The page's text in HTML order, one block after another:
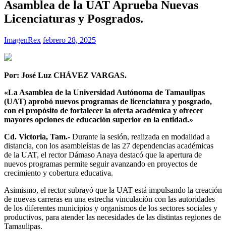
Asamblea de la UAT Aprueba Nuevas
Licenciaturas y Posgrados.
ImagenRex febrero 28, 2025
Por: José Luz CHÁVEZ VARGAS.
«La Asamblea de la Universidad Autónoma de Tamaulipas
(UAT) aprobó nuevos programas de licenciatura y posgrado,
con el propósito de fortalecer la oferta académica y ofrecer
mayores opciones de educación superior en la entidad.»
​Cd. Victoria, Tam.- Durante la sesión, realizada en modalidad a
distancia, con los asambleístas de las 27 dependencias académicas
de la UAT, el rector Dámaso Anaya destacó que la apertura de
nuevos programas permite seguir avanzando en proyectos de
crecimiento y cobertura educativa.
Asimismo, el rector subrayó que la UAT está impulsando la creación
de nuevas carreras en una estrecha vinculación con las autoridades
de los diferentes municipios y organismos de los sectores sociales y
productivos, para atender las necesidades de las distintas regiones de
Tamaulipas.